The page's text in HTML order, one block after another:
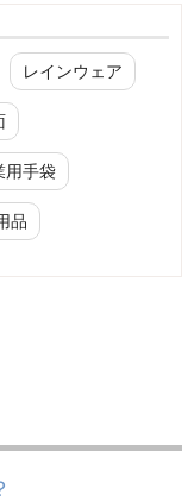
レインウェア
用手袋
品